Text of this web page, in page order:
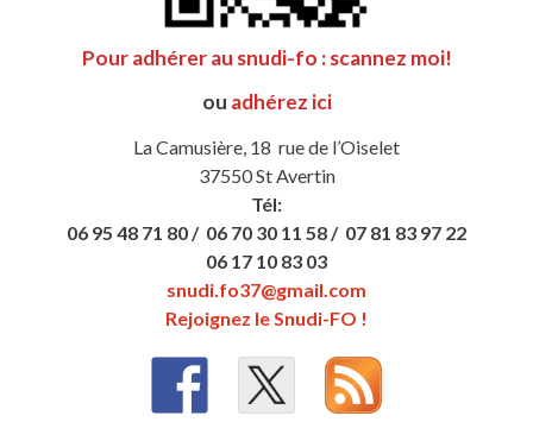
Pour adhérer au snudi-fo : scannez moi!
ou adhérez ici
La Camusière, 18 rue de l’Oiselet
37550 St Avertin
Tél:
06 95 48 71 80 / 06 70 30 11 58 / 07 81 83 97 22
06 17 10 83 03
snudi.fo37@gmail.com
Rejoignez le Snudi-FO !